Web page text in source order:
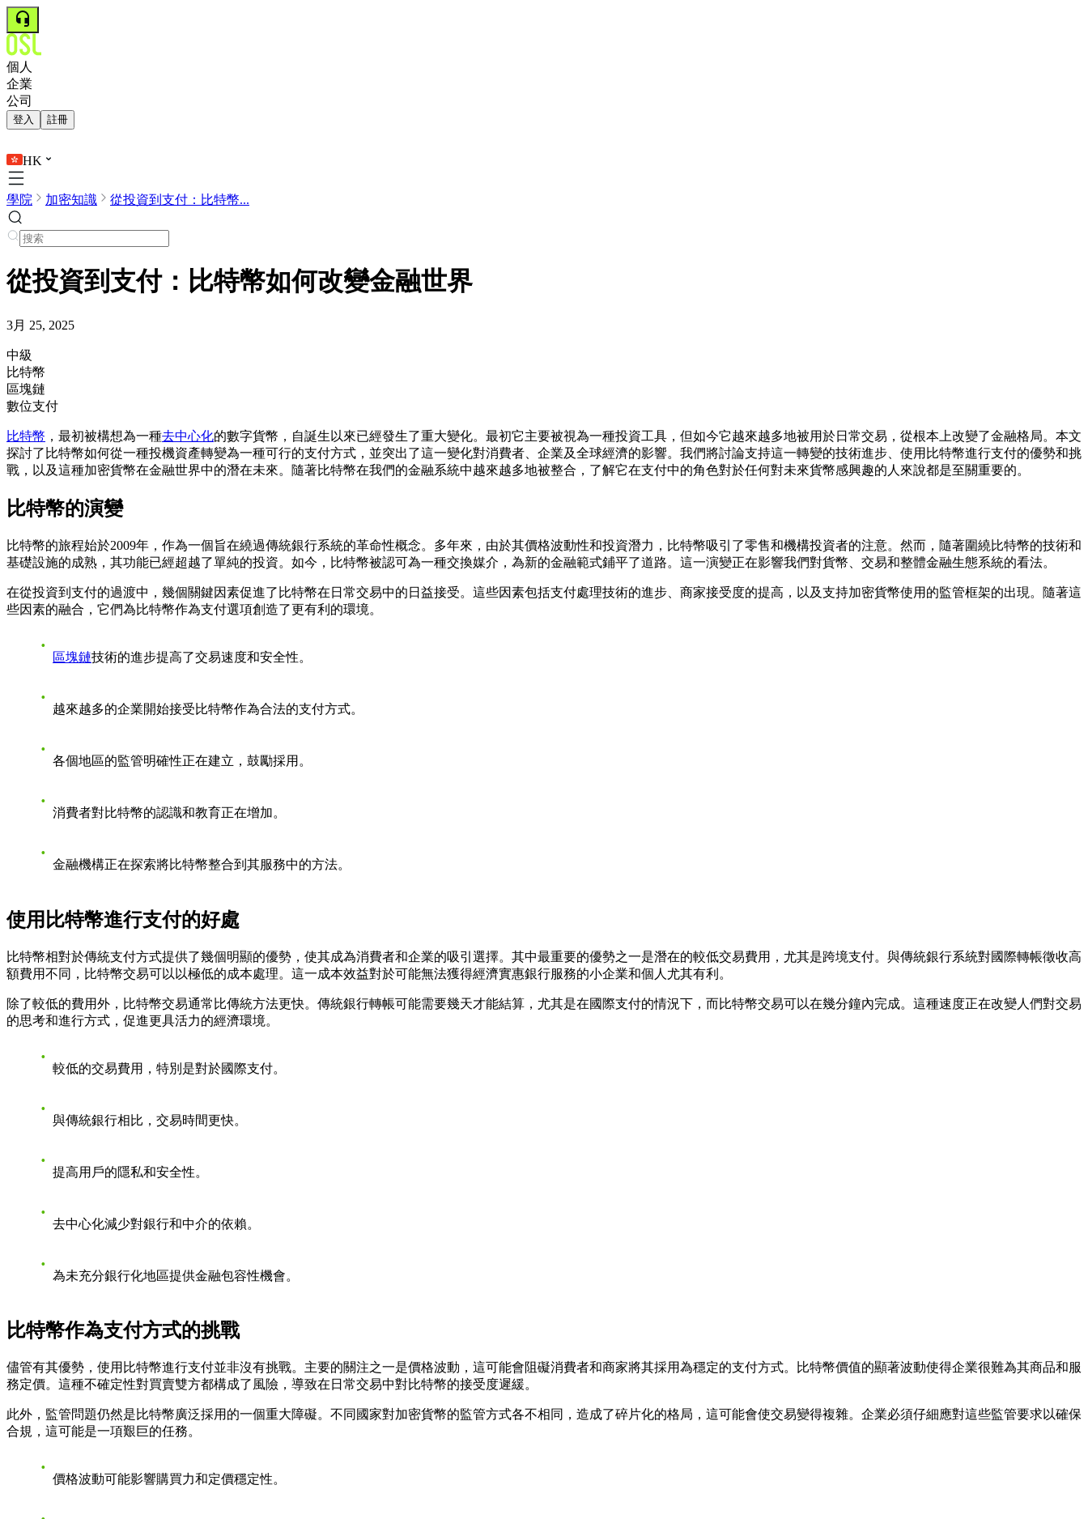
個人
企業
公司
登入 註冊
HK
學院 加密知識 從投資到支付：比特幣...
從投資到支付：比特幣如何改變金融世界
3月 25, 2025
中級
比特幣
區塊鏈
數位支付
比特幣 ，最初被構想為一種去中心化的數字貨幣，自誕生以來已經發生了重大變化。最初它主要被視為一種投資工具，但如今它越來越多地被用於日常交易，從根本上改變了金融格局。本文
探討了比特幣如何從一種投機資產轉變為一種可行的支付方式，並突出了這一變化對消費者、企業及全球經濟的影響。我們將討論支持這一轉變的技術進步、使用比特幣進行支付的優勢和挑
戰，以及這種加密貨幣在金融世界中的潛在未來。隨著比特幣在我們的金融系統中越來越多地被整合，了解它在支付中的角色對於任何對未來貨幣感興趣的人來說都是至關重要的。
比特幣的演變
比特幣的旅程始於2009年，作為一個旨在繞過傳統銀行系統的革命性概念。多年來，由於其價格波動性和投資潛力，比特幣吸引了零售和機構投資者的注意。然而，隨著圍繞比特幣的技術和
基礎設施的成熟，其功能已經超越了單純的投資。如今，比特幣被認可為一種交換媒介，為新的金融範式鋪平了道路。這一演變正在影響我們對貨幣、交易和整體金融生態系統的看法。
在從投資到支付的過渡中，幾個關鍵因素促進了比特幣在日常交易中的日益接受。這些因素包括支付處理技術的進步、商家接受度的提高，以及支持加密貨幣使用的監管框架的出現。隨著這
些因素的融合，它們為比特幣作為支付選項創造了更有利的環境。
區塊鏈技術的進步提高了交易速度和安全性。
越來越多的企業開始接受比特幣作為合法的支付方式。
各個地區的監管明確性正在建立，鼓勵採用。
消費者對比特幣的認識和教育正在增加。
金融機構正在探索將比特幣整合到其服務中的方法。
使用比特幣進行支付的好處
比特幣相對於傳統支付方式提供了幾個明顯的優勢，使其成為消費者和企業的吸引選擇。其中最重要的優勢之一是潛在的較低交易費用，尤其是跨境支付。與傳統銀行系統對國際轉帳徵收高
額費用不同，比特幣交易可以以極低的成本處理。這一成本效益對於可能無法獲得經濟實惠銀行服務的小企業和個人尤其有利。
除了較低的費用外，比特幣交易通常比傳統方法更快。傳統銀行轉帳可能需要幾天才能結算，尤其是在國際支付的情況下，而比特幣交易可以在幾分鐘內完成。這種速度正在改變人們對交易
的思考和進行方式，促進更具活力的經濟環境。
較低的交易費用，特別是對於國際支付。
與傳統銀行相比，交易時間更快。
提高用戶的隱私和安全性。
去中心化減少對銀行和中介的依賴。
為未充分銀行化地區提供金融包容性機會。
比特幣作為支付方式的挑戰
儘管有其優勢，使用比特幣進行支付並非沒有挑戰。主要的關注之一是價格波動，這可能會阻礙消費者和商家將其採用為穩定的支付方式。比特幣價值的顯著波動使得企業很難為其商品和服
務定價。這種不確定性對買賣雙方都構成了風險，導致在日常交易中對比特幣的接受度遲緩。
此外，監管問題仍然是比特幣廣泛採用的一個重大障礙。不同國家對加密貨幣的監管方式各不相同，造成了碎片化的格局，這可能會使交易變得複雜。企業必須仔細應對這些監管要求以確保
合規，這可能是一項艱巨的任務。
價格波動可能影響購買力和定價穩定性。